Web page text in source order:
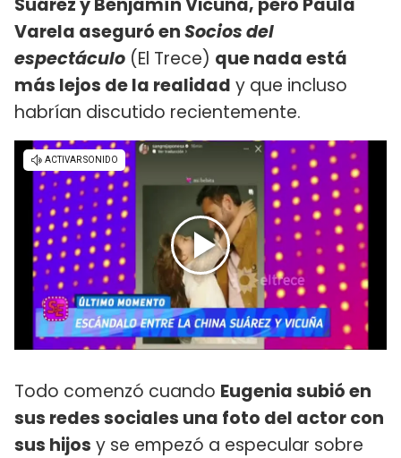
Varela aseguró enSocios del
espectáculo (El Trece) que nada está
más lejos de la realidad y que incluso
habrían discutido recientemente.
Todo comenzó cuando Eugenia subió en
sus redes sociales una foto del actor con
sus hijos y se empezó a especular sobre